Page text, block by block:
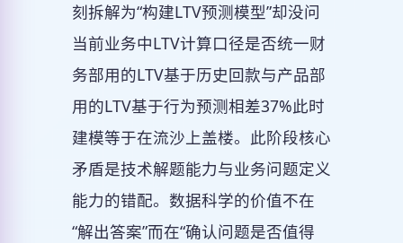
刻拆解为“构建LTV预测模型”却没问
当前业务中LTV计算口径是否统一财
务部用的LTV基于历史回款与产品部
用的LTV基于行为预测相差37%此时
建模等于在流沙上盖楼。此阶段核心
矛盾是技术解题能力与业务问题定义
能力的错配。数据科学的价值不在
“解出答案”而在“确认问题是否值得